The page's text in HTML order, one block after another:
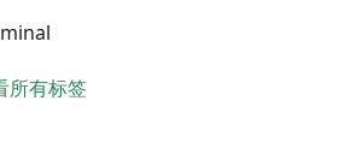
所有标签